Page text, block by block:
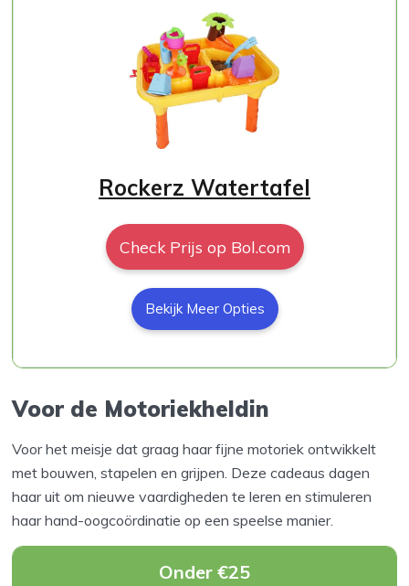
Rockerz Watertafel
Check Prijs op Bol.com
Bekijk Meer Opties
Voor de Motoriekheldin
Voor het meisje dat graag haar fijne motoriek ontwikkelt
met bouwen, stapelen en grijpen. Deze cadeaus dagen
haar uit om nieuwe vaardigheden te leren en stimuleren
haar hand-oogcoördinatie op een speelse manier.
Onder €25